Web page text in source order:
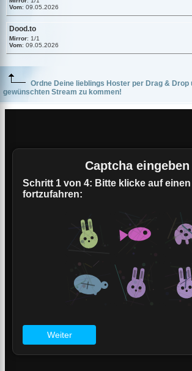
Vom: 09.05.2026
Dood.to
Mirror: 1/1
Vom: 09.05.2026
Ordne Deine lieblings Hoster per Drag & Drop
gewünschten Stream zu kommen!